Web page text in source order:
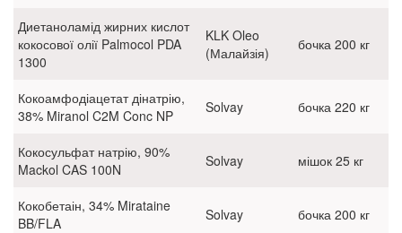
Диетаноламід жирних кислот
кокосової олії Palmocol PDA
1300
KLK Oleo
(Малайзія)
бочка 200 кг
Кокоамфодіацетат дінатрію,
38% Miranol C2M Conc NP
Solvay бочка 220 кг
Кокосульфат натрію, 90%
Mackol CAS 100N
Solvay мішок 25 кг
Кокобетаін, 34% Mirataine
BB/FLA
Solvay бочка 200 кг